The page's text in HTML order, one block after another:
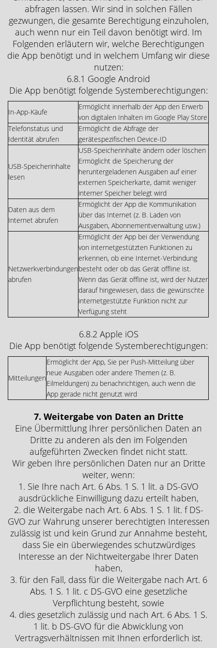
abfragen lassen. Wir sind in solchen Fällen
gezwungen, die gesamte Berechtigung einzuholen,
auch wenn nur ein Teil davon benötigt wird. Im
Folgenden erläutern wir, welche Berechtigungen
die App benötigt und in welchem Umfang wir diese
nutzen:
6.8.1 Google Android
Die App benötigt folgende Systemberechtigungen:
In-App-Käufe
Ermöglicht innerhalb der App den Erwerb
von digitalen Inhalten im Google Play Store
Telefonstatus und
Identität abrufen
Ermöglicht die Abfrage der
gerätespezifischen Device-ID
USB-Speicherinhalte
lesen
USB-Speicherinhalte ändern oder löschen
Ermöglicht die Speicherung der
heruntergeladenen Ausgaben auf einer
externen Speicherkarte, damit weniger
interner Speicher belegt wird
Daten aus dem
Internet abrufen
Ermöglicht der App die Kommunikation
über das Internet (z. B. Laden von
Ausgaben, Abonnementverwaltung usw.)
Netzwerkverbindungen
abrufen
Ermöglicht der App bei der Verwendung
von internetgestützten Funktionen zu
erkennen, ob eine Internet-Verbindung
besteht oder ob das Gerät offline ist.
Wenn das Gerät offline ist, wird der Nutzer
darauf hingewiesen, dass die gewünschte
internetgestützte Funktion nicht zur
Verfügung steht
6.8.2 Apple iOS
Die App benötigt folgende Systemberechtigungen:
Mitteilungen
Ermöglicht der App, Sie per Push-Mitteilung über
neue Ausgaben oder andere Themen (z. B.
Eilmeldungen) zu benachrichtigen, auch wenn die
App gerade nicht genutzt wird
7. Weitergabe von Daten an Dritte
Eine Übermittlung Ihrer persönlichen Daten an
Dritte zu anderen als den im Folgenden
aufgeführten Zwecken findet nicht statt.
Wir geben Ihre persönlichen Daten nur an Dritte
weiter, wenn:
1. Sie Ihre nach Art. 6 Abs. 1 S. 1 lit. a DS-GVO
ausdrückliche Einwilligung dazu erteilt haben,
2. die Weitergabe nach Art. 6 Abs. 1 S. 1 lit. f DS-
GVO zur Wahrung unserer berechtigten Interessen
zulässig ist und kein Grund zur Annahme besteht,
dass Sie ein überwiegendes schutzwürdiges
Interesse an der Nichtweitergabe Ihrer Daten
haben,
3. für den Fall, dass für die Weitergabe nach Art. 6
Abs. 1 S. 1 lit. c DS-GVO eine gesetzliche
Verpflichtung besteht, sowie
4. dies gesetzlich zulässig und nach Art. 6 Abs. 1 S.
1 lit. b DS-GVO für die Abwicklung von
Vertragsverhältnissen mit Ihnen erforderlich ist.